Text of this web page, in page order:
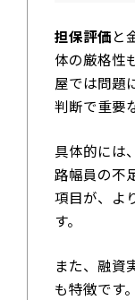
担保評価と
体の厳格性
屋では問題
判断で重要
具体的には
路幅員の不
項目が、よ
す。
また、融資
も特徴です